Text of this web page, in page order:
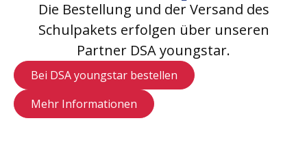
Die Bestellung und der Versand des
Schulpakets erfolgen über unseren
Partner DSA youngstar.
Bei DSA youngstar bestellen
Mehr Informationen